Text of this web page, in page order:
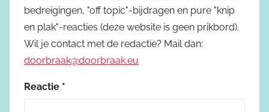
bedreigingen, "off topic"-bijdragen en pure "knip
en plak"-reacties (deze website is geen prikbord).
Wil je contact met de redactie? Mail dan:
doorbraak@doorbraak.eu
Reactie *